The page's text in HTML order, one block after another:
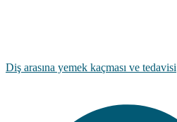
Diş arasına yemek kaçması ve tedavisi